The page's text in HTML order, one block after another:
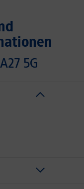
5G